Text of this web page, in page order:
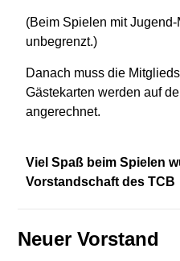
(Beim Spielen mit
unbegrenzt.)
Danach muss die
Gästekarten werden auf
angerechnet.
Viel Spaß beim Spielen
Vorstandschaft des TCB
Neuer Vorstand